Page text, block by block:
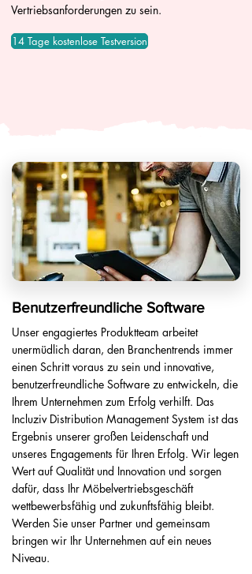
Vertriebsanforderungen zu sein.
14 Tage kostenlose Testversion
Benutzerfreundliche Software
Unser engagiertes Produktteam arbeitet
unermüdlich daran, den Branchentrends immer
einen Schritt voraus zu sein und innovative,
benutzerfreundliche Software zu entwickeln, die
Ihrem Unternehmen zum Erfolg verhilft. Das
Incluziv Distribution Management System ist das
Ergebnis unserer großen Leidenschaft und
unseres Engagements für Ihren Erfolg. Wir legen
Wert auf Qualität und Innovation und sorgen
dafür, dass Ihr Möbelvertriebsgeschäft
wettbewerbsfähig und zukunftsfähig bleibt.
Werden Sie unser Partner und gemeinsam
bringen wir Ihr Unternehmen auf ein neues
Niveau.